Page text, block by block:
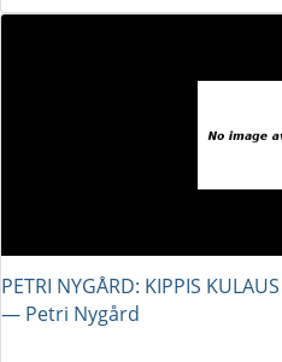
PETRI NYGÅRD: KIPPIS
― Petri Nygård